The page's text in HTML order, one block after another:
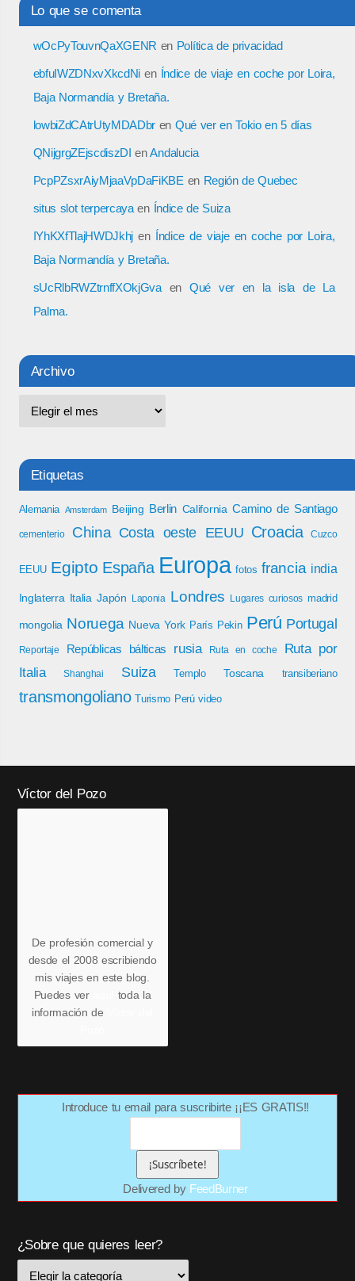
Lo que se comenta
wOcPyTouvnQaXGENR en Política de privacidad
ebfuIWZDNxvXkcdNi en Índice de viaje en coche por Loira,
Baja Normandía y Bretaña.
lowbiZdCAtrUtyMDADbr en Qué ver en Tokio en 5 días
QNijgrgZEjscdiszDI enAndalucia
PcpPZsxrAiyMjaaVpDaFiKBE en Región de Quebec
situs slot terpercayaen Índice de Suiza
IYhKXfTlajHWDJkhj en Índice de viaje en coche por Loira,
Baja Normandía y Bretaña.
sUcRlbRWZtrnffXOkjGvaen Qué ver en la isla de La
Palma.
Archivo
Etiquetas
Alemania Amsterdam Beijing Berlin California Camino de Santiago
cementerio China Costa oeste EEUU Croacia Cuzco
EEUU Egipto España Europa fotos francia india
Inglaterra Italia Japón Laponia Londres Lugares curiosos madrid
mongolia Noruega Nueva York París Pekin Perú Portugal
Reportaje Repúblicas bálticas rusia Ruta en coche
Ruta por
Italia
Shanghai Suiza Templo Toscana transiberiano
transmongoliano Turismo Perú video
Víctor del Pozo
De profesión comercial y
desde el 2008 escribiendo
mis viajes en este blog.
Puedes ver
toda la
información de
Introduce tu email para suscribirte ¡¡ES GRATIS!!
Delivered by FeedBurner
¿Sobre que quieres leer?